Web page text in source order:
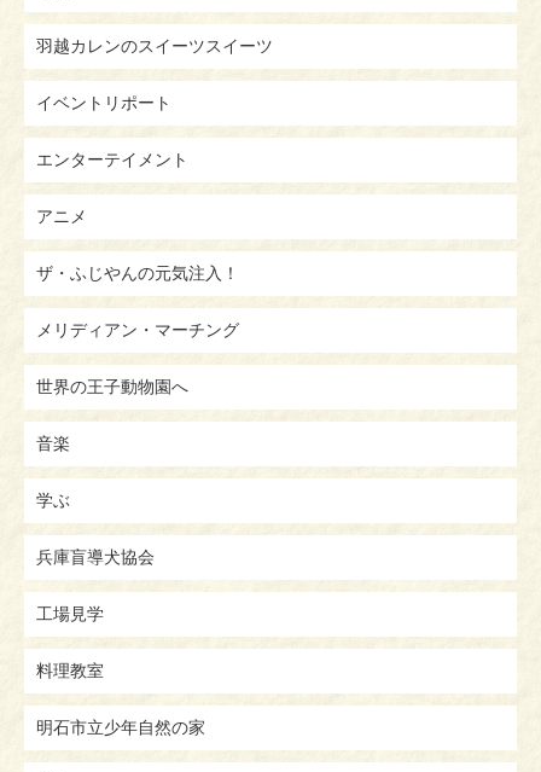
羽越カレンのスイーツスイーツ
イベントリポート
エンターテイメント
アニメ
ザ・ふじやんの元気注入！
メリディアン・マーチング
世界の王子動物園へ
音楽
学ぶ
兵庫盲導犬協会
工場見学
料理教室
明石市立少年自然の家